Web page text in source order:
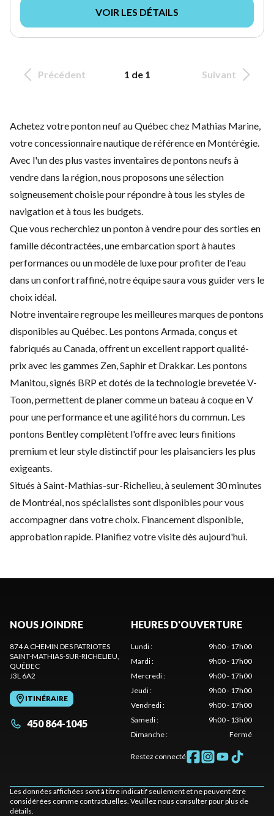
VOIR LES DÉTAILS
Précédent 1 de 1 Suivant
Achetez votre ponton neuf au Québec chez Mathias Marine,
votre concessionnaire nautique de référence en Montérégie.
Avec l'un des plus vastes inventaires de pontons neufs à
vendre dans la région, nous proposons une sélection
soigneusement choisie pour répondre à tous les styles de
navigation et à tous les budgets.
Que vous recherchiez un ponton à vendre pour des sorties en
famille décontractées, une embarcation sport à hautes
performances ou un modèle de luxe pour profiter de l'eau
dans un confort raffiné, notre équipe saura vous guider vers le
choix idéal.
Notre inventaire regroupe les meilleures marques de pontons
disponibles au Québec. Les pontons Armada, conçus et
fabriqués au Canada, offrent un excellent rapport qualité-
prix avec les gammes Zen, Saphir et Drakkar. Les pontons
Manitou, signés BRP et dotés de la technologie brevetée V-
Toon, permettent de planer comme un bateau à coque en V
pour une performance et une agilité hors du commun. Les
pontons Bentley complètent l'offre avec leurs finitions
premium et leur style distinctif pour les plaisanciers les plus
exigeants.
Situés à Saint-Mathias-sur-Richelieu, à seulement 30 minutes
de Montréal, nos spécialistes sont disponibles pour vous
accompagner dans votre choix. Financement disponible,
approbation rapide. Planifiez votre visite dès aujourd'hui.
NOUS JOINDRE
874 A CHEMIN DES PATRIOTES
SAINT-MATHIAS-SUR-RICHELIEU,
QUÉBEC
J3L 6A2
ITINÉRAIRE
450 864-1045
HEURES D'OUVERTURE
Lundi:
9h00 - 17h00
Mardi:
9h00 - 17h00
Mercredi:
9h00 - 17h00
Jeudi:
9h00 - 17h00
Vendredi:
9h00 - 17h00
Samedi:
9h00 - 13h00
Dimanche: Fermé
Restez connecté
Les données affichées sont à titre indicatif seulement et ne peuvent être
considérées comme contractuelles. Veuillez nous consulter pour plus de
détails.